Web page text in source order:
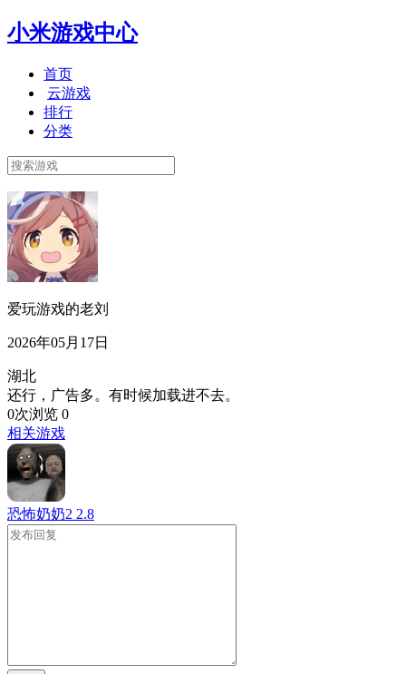
小米游戏中心
首页
云游戏
排行
分类
爱玩游戏的老刘
2026年05月17日
湖北
还行，广告多。有时候加载进不去。
0次浏览 0
相关游戏
恐怖奶奶2 2.8